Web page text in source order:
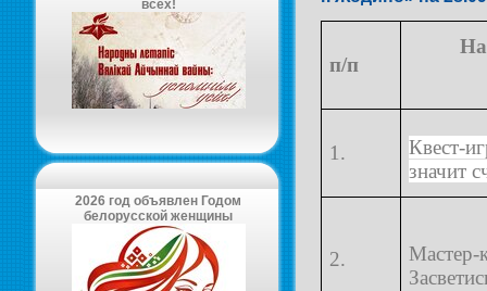
всех!
2026 год объявлен Годом
белорусской женщины
п/п
1.
Квест-
значит
2.
Мастер-